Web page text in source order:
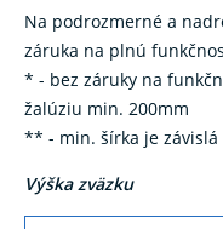
Na podrozmerné a
záruka na plnú
* - bez záruky na
žalúziu min. 200mm
** - min. šírka je
Výška zväzku